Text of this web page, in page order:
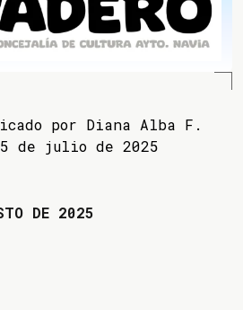
por Diana Alba F.
de julio de 2025
DE 2025